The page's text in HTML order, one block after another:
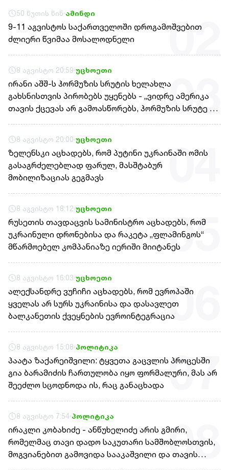
50 წუთის წინ ამინდი
9-11 აგვისტოს საქართველოში დროგამოშვებით
ძლიერი წვიმაა მოსალოდნელი
02
8 აგვისტო 20:59 უცხოეთი
ირანი აშშ-ს ჰორმუზის სრუტის ხელახლა
გახსნისთვის პირობებს უყენებს - „ვიდრე ამერიკა
თავის ქცევას არ გამოასწორებს, ჰორმუზის სრუტე არ
03
8 აგვისტო 20:00 უცხოეთი
ზელენსკი აცხადებს, რომ პუტინი უკრაინაში ომის
გასაგრძელებლად ფარულ, მასშტაბურ
მობილიზაციას გეგმავს
04
8 აგვისტო 18:12 უცხოეთი
რუსეთის თავდაცვის სამინისტრო აცხადებს, რომ
უკრაინული დრონებისა და რაკეტა „ფლამინგოს“
მწარმოებელ კომპანიაზე იერიში მიიტანეს05
8 აგვისტო 16:03 უცხოეთი
ალექსანდრე ვუჩიჩი აცხადებს, რომ ევროპაში
ყველას არ სურს უკრაინისა და დასავლეთ
ბალკანეთის ქვეყნების ევროინტეგრაცია06
8 აგვისტო 15:08 პოლიტიკა
პაატა ზაქარეიშვილი: ტყვეთა გაცვლის პროცესში
გია ბარამიძის ჩართულობა იყო ფორმალური, მას არ
შეეძლო სცოდნოდა ის, რაც განაცხადა 07
8 აგვისტო 7:54 პოლიტიკა
ირაკლი კობახიძე - ანწუხელიძე არის გმირი,
რომელმაც თავი დადო საკუთარი სამშობლოსთვის,
მოგვიანებით გამოვიდა სააკაშვილი და თავის
08